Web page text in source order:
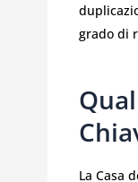
grado di
La Casa